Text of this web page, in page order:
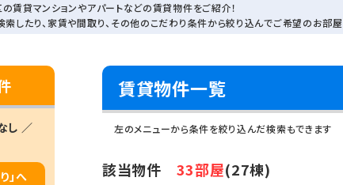
賃貸マンションやアパートなどの賃貸物件をご紹介！
したり、家賃や間取り、その他のこだわり条件から絞り込んでご希望のお部屋
し ／
」へ
賃貸物件一覧
左のメニューから条件を絞り込んだ検索もできます
該当物件 33部屋(27棟)